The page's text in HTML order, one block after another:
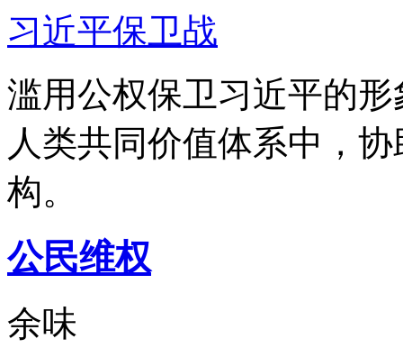
习近平保卫战
滥用公权保卫习近平的
人类共同价值体系中，
构。
公民维权
余味